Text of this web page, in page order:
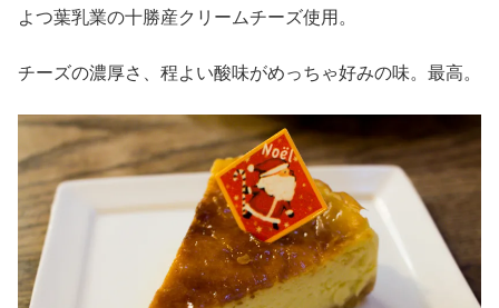
よつ葉乳業の十勝産クリームチーズ使用。
チーズの濃厚さ、程よい酸味がめっちゃ好みの味。最高。